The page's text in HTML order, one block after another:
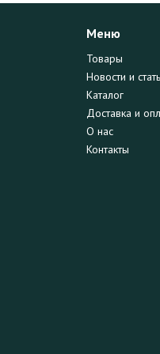
Меню
Товары
Новости и
Каталог
Доставка и
О нас
Контакты